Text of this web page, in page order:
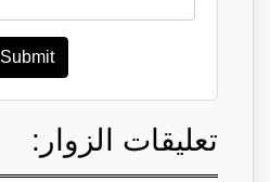
Submit
تعليقات الزوار: